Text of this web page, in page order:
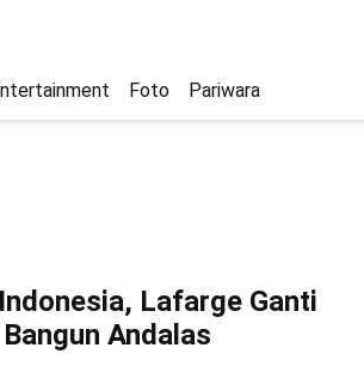
Foto Pariwara
Lafarge Ganti
Andalas